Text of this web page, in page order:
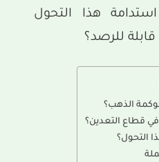
هذا التحول
للرصد؟
الذهب؟
في قطاع التعدين؟
التحول؟